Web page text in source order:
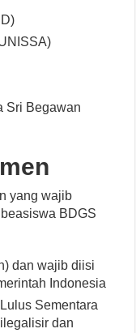
Sri Begawan
yang wajib
BDGS
dan wajib diisi
Indonesia
Sementara
dan